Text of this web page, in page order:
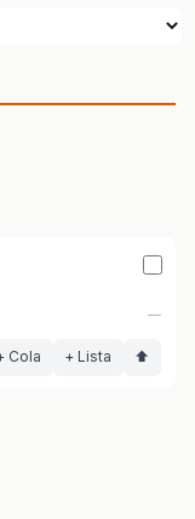
—
Cola + Lista ⬆